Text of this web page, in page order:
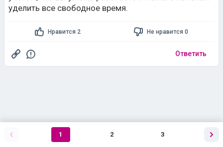
уделить все свободное время.
Нравится 2 Не нравится 0
Ответить
1 2 3